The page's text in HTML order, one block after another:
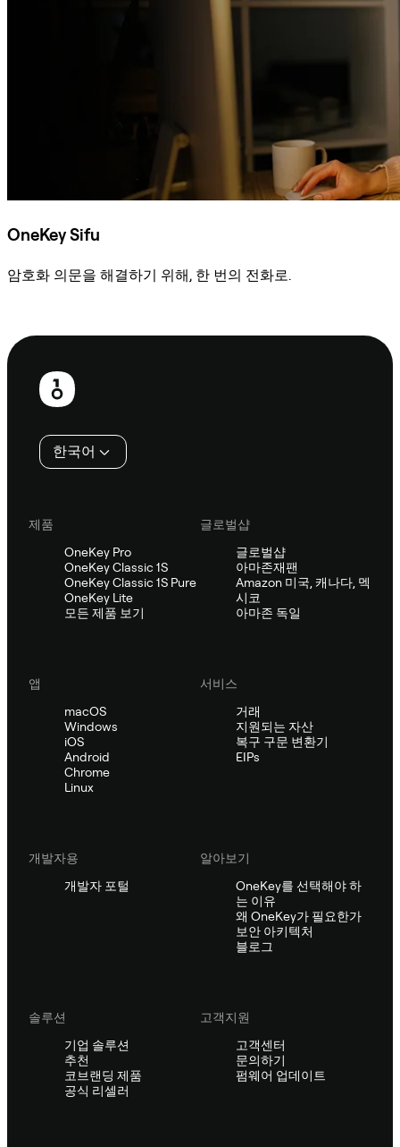
OneKey Sifu
암호화 의문을 해결하기 위해, 한 번의 전화로.
보
한국어
제품
OneKey Pro
OneKey Classic 1S
OneKey Classic 1S Pure
OneKey Lite
모든 제품 보기
글로벌샵
글로벌샵
아마존재팬
Amazon 미국, 캐나다, 멕
시코
아마존 독일
앱
macOS
Windows
iOS
Android
Chrome
Linux
서비스
거래
지원되는 자산
복구 구문 변환기
EIPs
개발자용
개발자 포털
알아보기
OneKey를 선택해야 하
는 이유
왜 OneKey가 필요한가
보안 아키텍처
블로그
솔루션
기업 솔루션
추천
코브랜딩 제품
공식 리셀러
고객지원
고객센터
문의하기
펌웨어 업데이트